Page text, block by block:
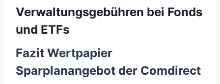
Verwaltungsgebühren bei Fonds
und ETFs
Fazit Wertpapier
Sparplanangebot der Comdirect